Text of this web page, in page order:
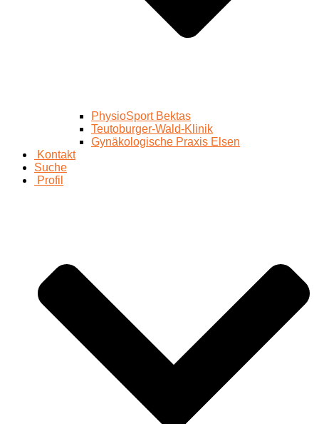
PhysioSport Bektas
Teutoburger-Wald-Klinik
Gynäkologische Praxis Elsen
Kontakt
Suche
Profil